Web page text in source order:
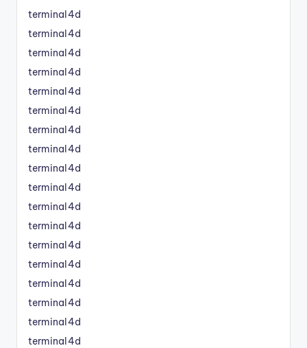
terminal4d
terminal4d
terminal4d
terminal4d
terminal4d
terminal4d
terminal4d
terminal4d
terminal4d
terminal4d
terminal4d
terminal4d
terminal4d
terminal4d
terminal4d
terminal4d
terminal4d
terminal4d